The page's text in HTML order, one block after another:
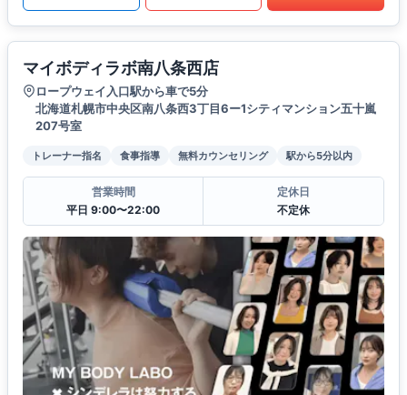
マイボディラボ南八条西店
ロープウェイ入口駅から車で5分
北海道札幌市中央区南八条西3丁目6ー1シティマンション五十嵐
207号室
トレーナー指名 食事指導 無料カウンセリング 駅から5分以内
営業時間
平日 9:00〜22:00
定休日
不定休